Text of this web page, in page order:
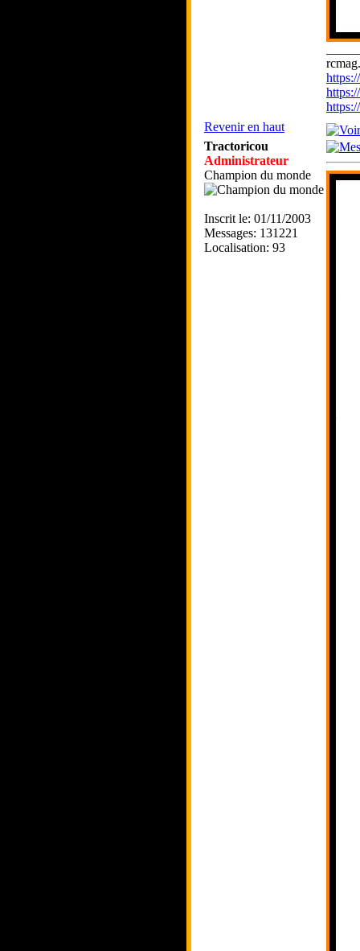
Revenir en haut
Tractoricou
Administrateur
Champion du monde
Inscrit le: 01/11/2003
Messages: 131221
Localisation: 93